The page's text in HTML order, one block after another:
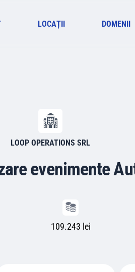
LOCAȚII DOMENII
LOOP OPERATIONS SRL
evenimente
109.243 lei